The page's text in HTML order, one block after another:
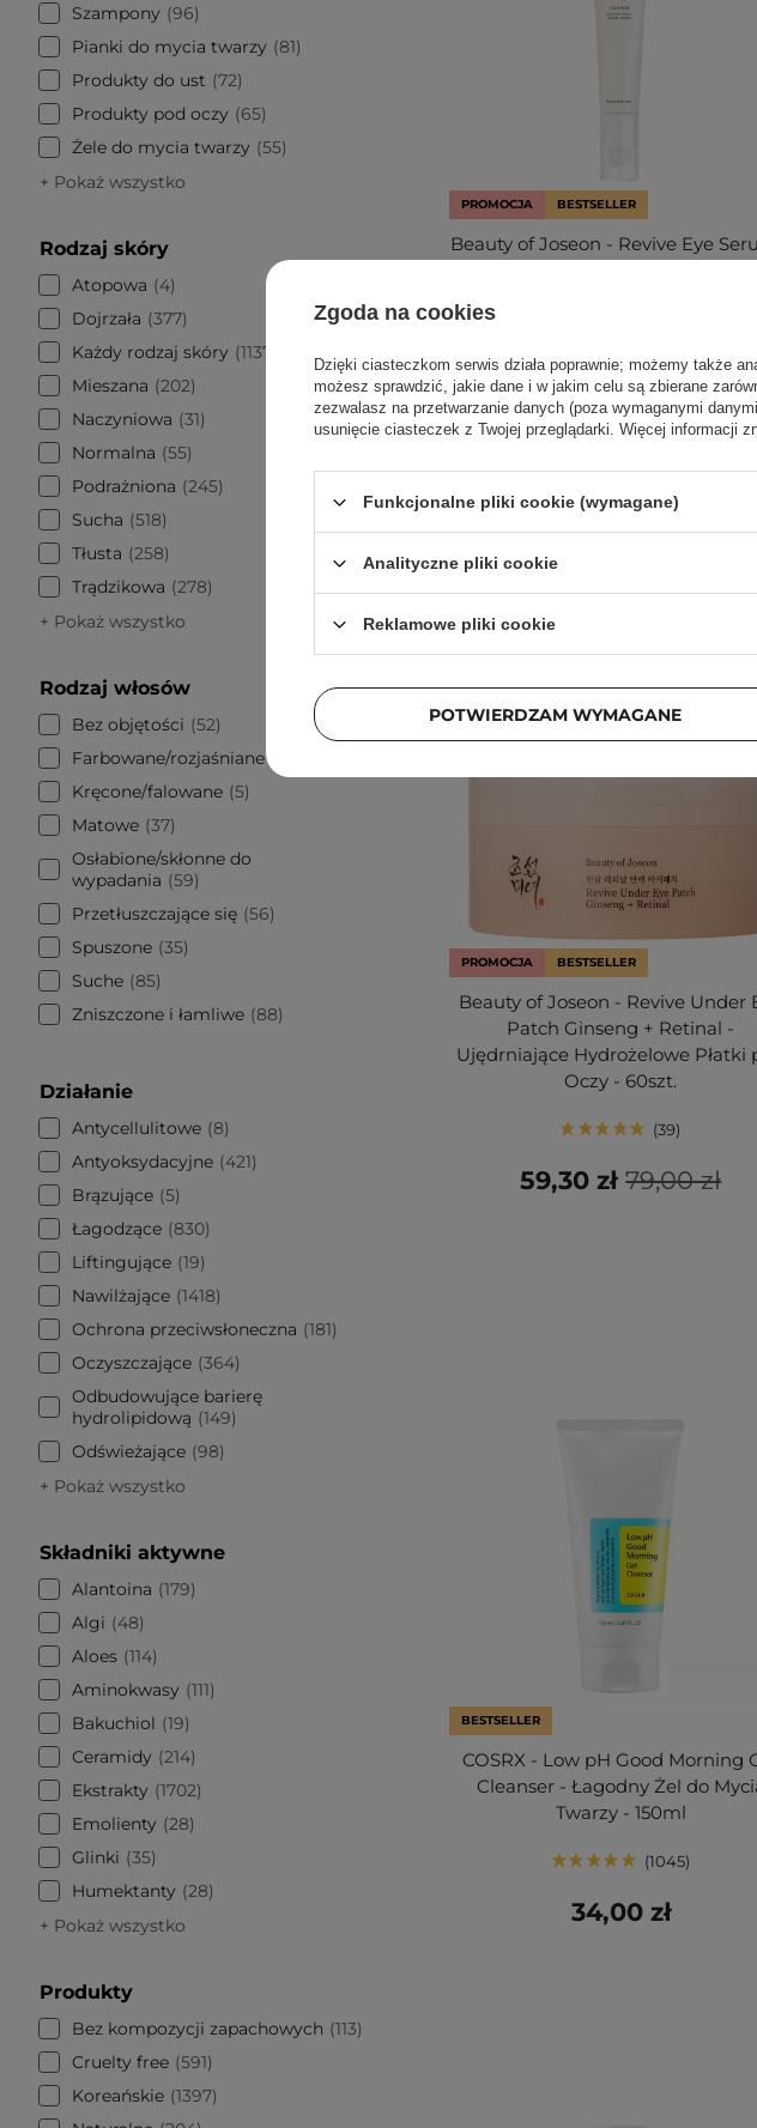
Szampony
96
Pianki do mycia twarzy
81
Produkty do ust
72
Produkty pod oczy
65
Żele do mycia twarzy
55
+ Pokaż wszystko
Rodzaj skóry
Atopowa
4
Dojrzała
377
Każdy rodzaj skóry
1137
Mieszana
202
Naczyniowa
31
Normalna
55
Podrażniona
245
Sucha
518
Tłusta
258
Trądzikowa
278
+ Pokaż wszystko
Rodzaj włosów
Bez objętości
52
Farbowane/rozjaśniane
Kręcone/falowane 5
Matowe 37
Osłabione/skłonne do
wypadania
59
Przetłuszczające się 56
Spuszone 35
Suche 85
Zniszczone i łamliwe 88
Działanie
Antycellulitowe 8
Antyoksydacyjne
421
Brązujące 5
Łagodzące 830
Liftingujące 19
Nawilżające 1418
Ochrona przeciwsłoneczna
181
Oczyszczające 364
Odbudowujące barierę
hydrolipidową
149
Odświeżające 98
+ Pokaż wszystko
Składniki aktywne
Alantoina
179
Algi
48
Aloes 114
Aminokwasy
111
Bakuchiol
19
Ceramidy
214
Ekstrakty
1702
Emolienty
28
Glinki
35
Humektanty
28
+ Pokaż wszystko
Produkty
Bez kompozycji zapachowych
113
Cruelty free 591
Koreańskie 1397
PROMOCJA BESTSELLER
Beauty of Joseon - Revive Eye
540
55,00 zł
49,50 zł
PROMOCJA BESTSELLER
Beauty of Joseon - Revive Under
Patch Ginseng + Retinal -
Ujędrniające Hydrożelowe Płatki
Oczy - 60szt.
39
79,00 zł
59,30 zł
BESTSELLER
COSRX - Low pH Good Morning
Cleanser - Łagodny Żel do
Twarzy - 150ml
1045
34,00 zł
Zgoda na cookies
Dzięki ciasteczkom serwis działa poprawnie; możemy także
możesz sprawdzić, jakie dane i w jakim celu są zbierane
zezwalasz na przetwarzanie danych (poza wymaganymi
usunięcie ciasteczek z Twojej przeglądarki. Więcej informacji
Funkcjonalne pliki cookie (wymagane)
Analityczne pliki cookie
Reklamowe pliki cookie
POTWIERDZAM WYMAGANE